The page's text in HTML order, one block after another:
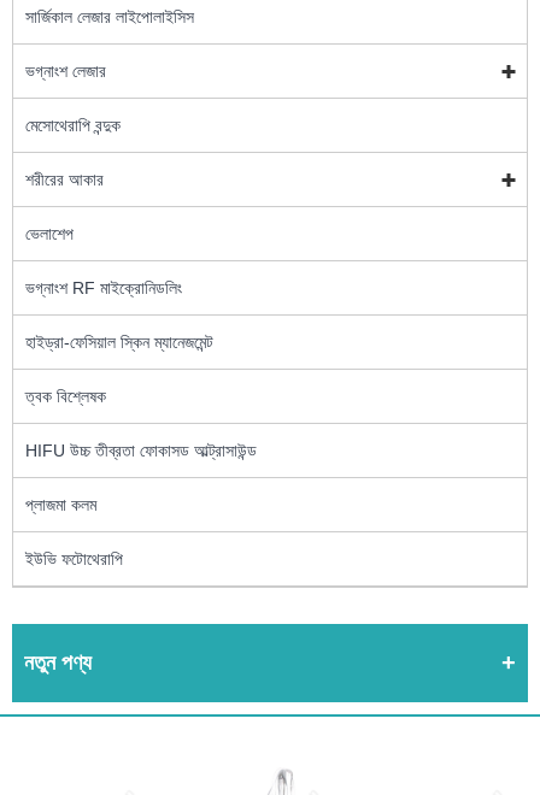
সার্জিকাল লেজার লাইপোলাইসিস
ভগ্নাংশ লেজার
মেসোথেরাপি বন্দুক
শরীরের আকার
ভেলাশেপ
ভগ্নাংশ RF মাইক্রোনিডলিং
হাইড্রা-ফেসিয়াল স্কিন ম্যানেজমেন্ট
ত্বক বিশ্লেষক
HIFU উচ্চ তীব্রতা ফোকাসড আল্ট্রাসাউন্ড
প্লাজমা কলম
ইউভি ফটোথেরাপি
নতুন পণ্য